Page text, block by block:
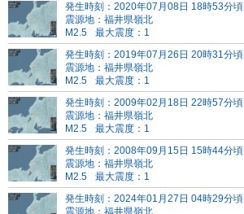
発生時刻：2020年07月08日 18時53分頃
震源地：福井県嶺北
M2.5
最大震度：1
発生時刻：2019年07月26日 20時31分頃
震源地：福井県嶺北
M2.5
最大震度：1
発生時刻：2009年02月18日 22時57分頃
震源地：福井県嶺北
M2.5
最大震度：1
発生時刻：2008年09月15日 15時44分頃
震源地：福井県嶺北
M2.5
最大震度：1
発生時刻：2024年01月27日 04時29分頃
震源地：福井県嶺北